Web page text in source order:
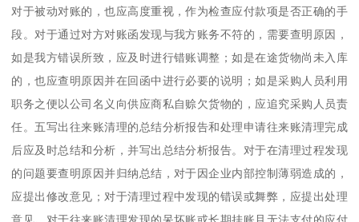
对于被动对账的，也应高度重视，作为检查应付款项是否正确的手
段。对于通过对方对账函发现与我方账务不符的，需要查明原因，
如是我方错误所致，应及时进行错账调整；如是在途货物尚未入库
的，也应查明原因并在回函中进行必要的说明；如是采购人员利用
职务之便以公司名义向供应商私自赊欠货物的，应追究采购人员责
任。五写出往来账清理的总结分析报告和处理申请往来账清理完成
后应及时总结和分析，并写出总结分析报告。对于在清理过程发现
的问题要查明原因并归纳总结，对于因企业内部控制薄弱造成的，
应提出修改意见；对于清理过程中发现的错误或舞弊，应提出处理